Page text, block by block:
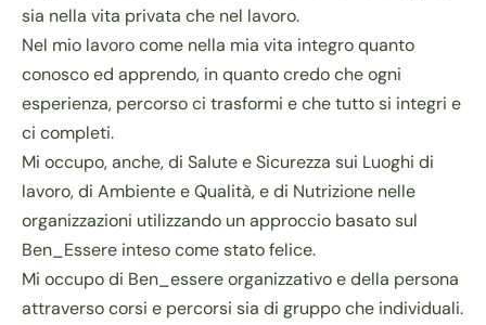
sia nella vita privata che nel lavoro.
Nel mio lavoro come nella mia vita integro quanto
conosco ed apprendo, in quanto credo che ogni
esperienza, percorso ci trasformi e che tutto si integri e
ci completi.
Mi occupo, anche, di Salute e Sicurezza sui Luoghi di
lavoro, di Ambiente e Qualità, e di Nutrizione nelle
organizzazioni utilizzando un approccio basato sul
Ben_Essere inteso come stato felice.
Mi occupo di Ben_essere organizzativo e della persona
attraverso corsi e percorsi sia di gruppo che individuali.